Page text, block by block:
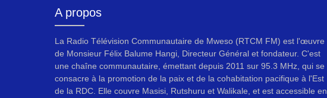
A propos
La Radio Télévision Communautaire de Mweso (RTCM FM) est l'œuvre
de Monsieur Félix Balume Hangi, Directeur Général et fondateur. C'est
une chaîne communautaire, émettant depuis 2011 sur 95.3 MHz, qui se
consacre à la promotion de la paix et de la cohabitation pacifique à l'Est
de la RDC. Elle couvre Masisi, Rutshuru et Walikale, et est accessible en